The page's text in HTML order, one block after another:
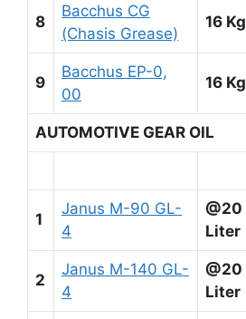
8
Bacchus CG
(Chasis Grease)
16 Kg
9
Bacchus EP-0,
00
16 Kg
AUTOMOTIVE GEAR OIL
1
Janus M-90 GL-
4
@20
Liter
2
Janus M-140 GL-
4
@20
Liter